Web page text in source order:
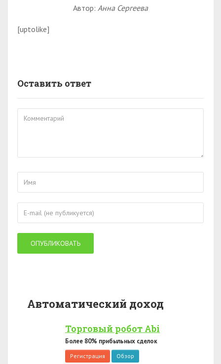
Автор: Анна Сергеева
[uptolike]
Оставить ответ
Автоматический доход
Торговый робот Abi
Более 80% прибыльных сделок
Регистрация Обзор